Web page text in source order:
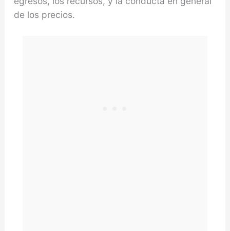
de los precios.